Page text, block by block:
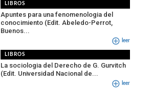
LIBROS
Apuntes para una fenomenologia del
conocimiento (Edit. Abeledo-Perrot,
Buenos...
leer
LIBROS
La sociologia del Derecho de G. Gurvitch
(Edit. Universidad Nacional de...
leer